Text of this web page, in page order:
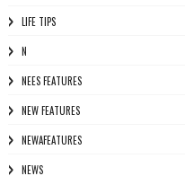
LIFE TIPS
N
NEES FEATURES
NEW FEATURES
NEWAFEATURES
NEWS